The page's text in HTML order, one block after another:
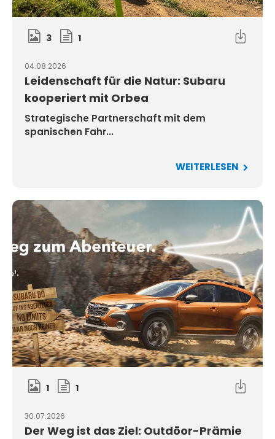
3 1
04.08.2026
Leidenschaft für die Natur: Subaru
kooperiert mit Orbea
Strategische Partnerschaft mit dem
spanischen Fahr...
WEITERLESEN
1 1
30.07.2026
Der Weg ist das Ziel: Outdōor-Prämie